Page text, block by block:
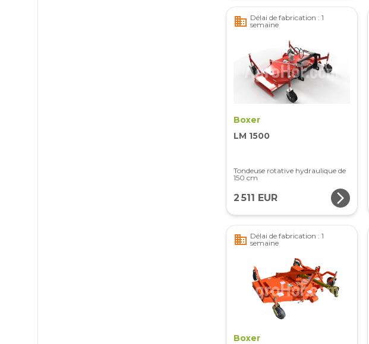
business Délai de fabrication : 1
semaine
Boxer
LM 1500
Tondeuse rotative hydraulique de
150 cm
2 511 EUR arrow_forward_ios
business Délai de fabrication : 1
semaine
Boxer